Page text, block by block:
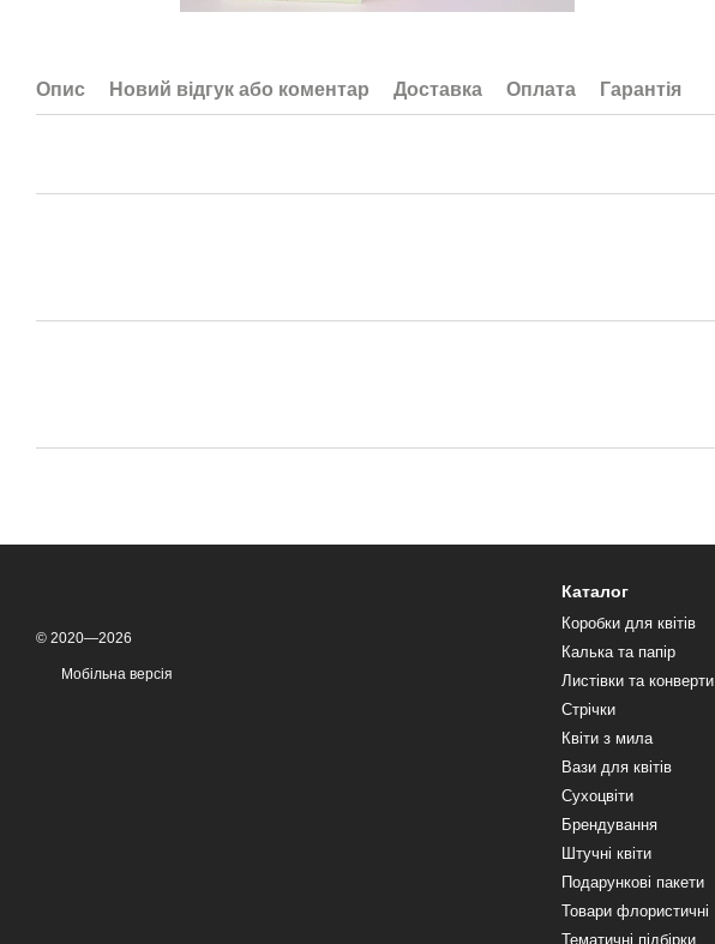
Опис Новий відгук або коментар Доставка Оплата Гарантія
© 2020—2026
Мобільна версія
Каталог
Коробки для квітів
Калька та папір
Листівки та конверти
Стрічки
Квіти з мила
Вази для квітів
Сухоцвіти
Брендування
Штучні квіти
Подарункові пакети
Товари флористичні
Тематичні підбірки